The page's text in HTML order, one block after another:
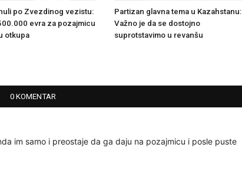
po Zvezdinog vezistu:
evra za pozajmicu
otkupa
Partizan glavna tema u Kazahstanu:
Važno je da se dostojno
suprotstavimo u revanšu
0 KOMENTAR
im samo i preostaje da ga daju na pozajmicu i posle puste